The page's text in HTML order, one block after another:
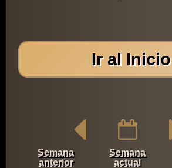
Ir al Inicio
Semana
anterior
Semana
actual